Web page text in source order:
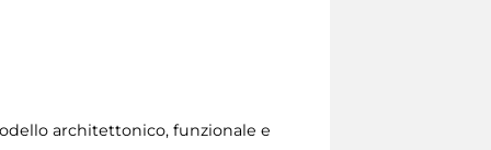
architettonico, funzionale e